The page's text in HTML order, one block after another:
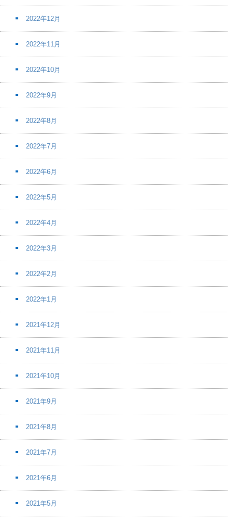
2022年12月
2022年11月
2022年10月
2022年9月
2022年8月
2022年7月
2022年6月
2022年5月
2022年4月
2022年3月
2022年2月
2022年1月
2021年12月
2021年11月
2021年10月
2021年9月
2021年8月
2021年7月
2021年6月
2021年5月